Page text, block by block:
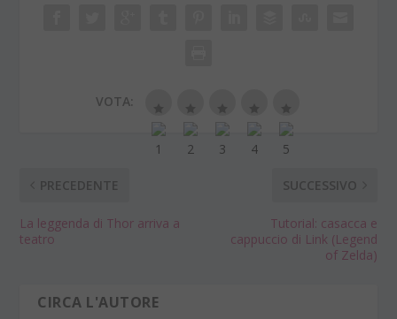
VOTA:
PRECEDENTE
La leggenda di Thor arriva a
teatro
SUCCESSIVO
Tutorial: casacca e
cappuccio di Link (Legend
of Zelda)
CIRCA L'AUTORE